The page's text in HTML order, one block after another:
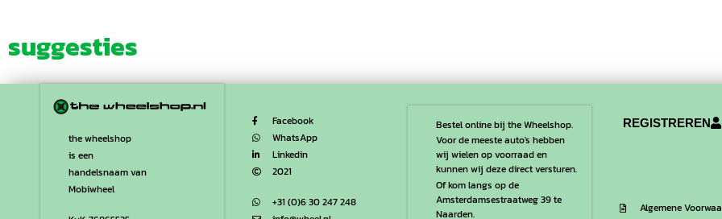
suggesties
the wheelshop
is een
handelsnaam van
Mobiwheel
Facebook
WhatsApp
Linkedin
2021
+31 (0)6 30 247 248
Bestel online bij the Wheelshop.
Voor de meeste auto's hebben
wij wielen op voorraad en
kunnen wij deze direct versturen.
Of kom langs op de
Amsterdamsestraatweg 39 te
Naarden.
REGISTREREN
Algemene